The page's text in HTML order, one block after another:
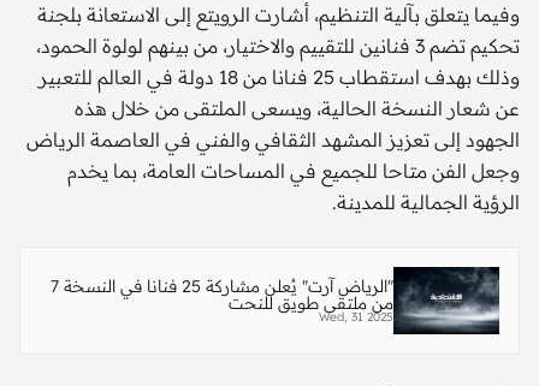
وفيما يتعلق بآلية التنظيم، أشارت الرويتع إلى الاستعانة بلجنة
تحكيم تضم 3 فنانين للتقييم والاختيار، من بينهم لولوة الحمود،
وذلك بهدف استقطاب 25 فنانا من 18 دولة في العالم للتعبير
عن شعار النسخة الحالية، ويسعى الملتقى من خلال هذه
الجهود إلى تعزيز المشهد الثقافي والفني في العاصمة الرياض
وجعل الفن متاحا للجميع في المساحات العامة، بما يخدم
الرؤية الجمالية للمدينة.
"الرياض آرت" يُعلن مشاركة 25 فنانا في النسخة 7
من ملتقى طويق للنحت
Wed, 31 2025